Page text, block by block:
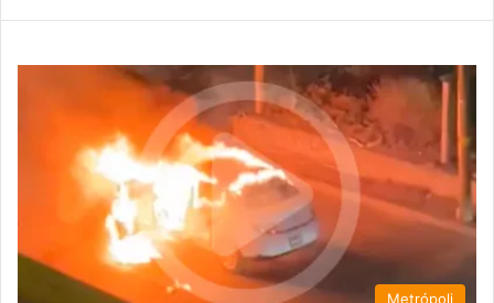
Metrópoli